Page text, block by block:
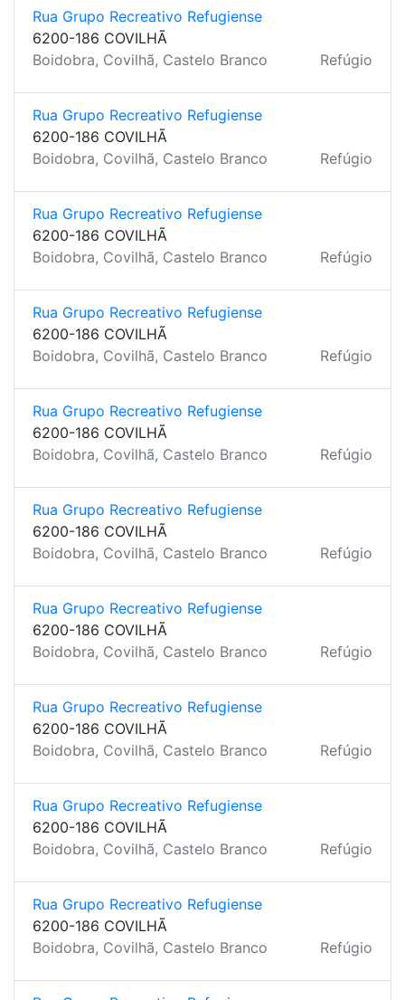
Rua Grupo Recreativo Refugiense
6200-186 COVILHÃ
Boidobra, Covilhã, Castelo Branco
Refúgio
Rua Grupo Recreativo Refugiense
6200-186 COVILHÃ
Boidobra, Covilhã, Castelo Branco
Refúgio
Rua Grupo Recreativo Refugiense
6200-186 COVILHÃ
Boidobra, Covilhã, Castelo Branco
Refúgio
Rua Grupo Recreativo Refugiense
6200-186 COVILHÃ
Boidobra, Covilhã, Castelo Branco
Refúgio
Rua Grupo Recreativo Refugiense
6200-186 COVILHÃ
Boidobra, Covilhã, Castelo Branco
Refúgio
Rua Grupo Recreativo Refugiense
6200-186 COVILHÃ
Boidobra, Covilhã, Castelo Branco
Refúgio
Rua Grupo Recreativo Refugiense
6200-186 COVILHÃ
Boidobra, Covilhã, Castelo Branco
Refúgio
Rua Grupo Recreativo Refugiense
6200-186 COVILHÃ
Boidobra, Covilhã, Castelo Branco
Refúgio
Rua Grupo Recreativo Refugiense
6200-186 COVILHÃ
Boidobra, Covilhã, Castelo Branco
Refúgio
Rua Grupo Recreativo Refugiense
6200-186 COVILHÃ
Boidobra, Covilhã, Castelo Branco
Refúgio